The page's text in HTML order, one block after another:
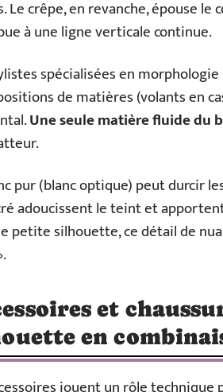
Le crêpe, en revanche, épouse
à une ligne verticale continue.
spécialisées en
de matières (volants en
Une seule matière fluide du
pur (blanc optique) peut durcir
adoucissent le teint et
petite silhouette, ce détail de
et
en